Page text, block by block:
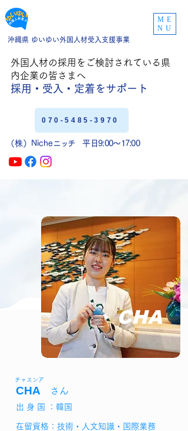
ME
NU
沖縄県 ゆいゆい外国人材受入支援事業
外国人材の採用をご検討されている県
内企業の皆さまへ
採用・受入・定着をサポート
070-5485-3970
（株）Nicheニッチ平日9:00〜17:00
CHA
チャスンア
CHA さん
出 身 国 ：韓国
在留資格：技術・人文知識・国際業務